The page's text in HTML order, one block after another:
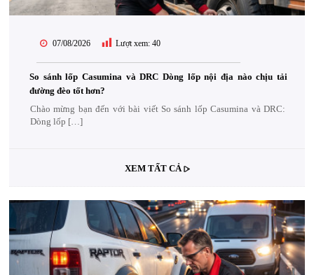
07/08/2026 Lượt xem: 40
So sánh lốp Casumina và DRC Dòng lốp nội địa nào chịu tải
đường đèo tốt hơn?
Chào mừng bạn đến với bài viết So sánh lốp Casumina và DRC:
Dòng lốp […]
XEM TẤT CẢ